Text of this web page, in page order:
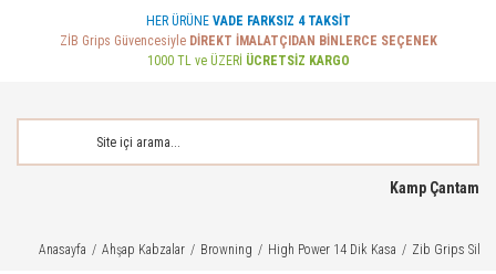
HER ÜRÜNE VADE FARKSIZ 4 TAKSİT
ZİB Grips Güvencesiyle DİREKT İMALATÇIDAN BİNLERCE SEÇENEK
1000 TL ve ÜZERİ ÜCRETSİZ KARGO
Kamp Çantam
Anasayfa Ahşap Kabzalar Browning High Power 14 Dik Kasa Zib Grips Silah